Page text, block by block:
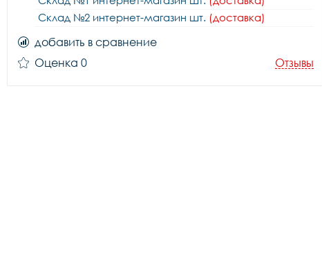
Склад №2 интернет-магазин шт. (доставка)
добавить в сравнение
Оценка 0
Отзывы